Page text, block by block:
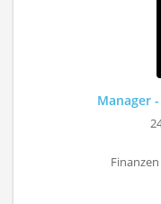
Manager